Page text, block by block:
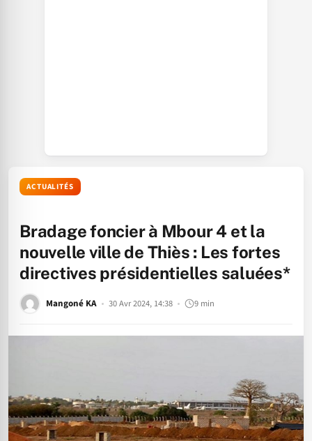
ACTUALITÉS
Bradage foncier à Mbour 4 et la
nouvelle ville de Thiès : Les fortes
directives présidentielles saluées*
Mangoné KA 30 Avr 2024, 14:38 9 min